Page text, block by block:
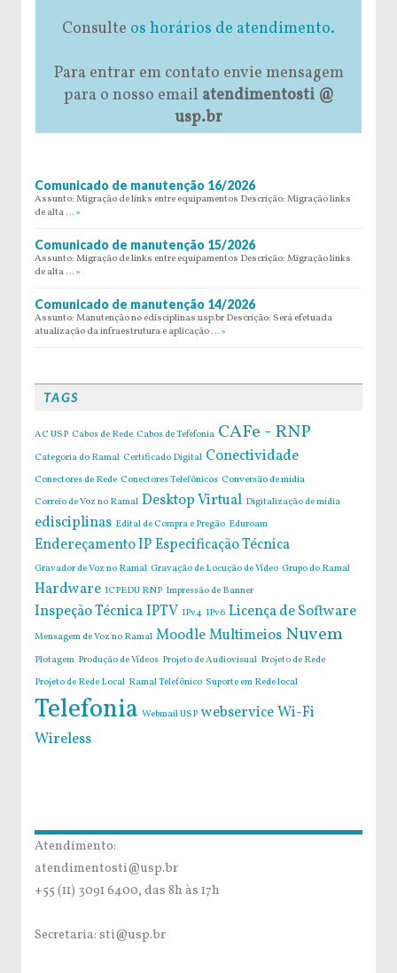
Consulte os horários de atendimento.
Para entrar em contato envie mensagem
para o nosso email atendimentosti @
usp.br
Comunicado de manutenção 16/2026
Assunto: Migração de links entre equipamentos Descrição: Migração links
de alta … »
Comunicado de manutenção 15/2026
Assunto: Migração de links entre equipamentos Descrição: Migração links
de alta … »
Comunicado de manutenção 14/2026
Assunto: Manutenção no edisciplinas.usp.br Descrição: Será efetuada
atualização da infraestrutura e aplicação … »
TAGS
AC USP Cabos de Rede Cabos de Tefefonia CAFe - RNP
Categoria do Ramal Certificado Digital Conectividade
Conectores de Rede Conectores Telefônicos Conversão de mídia
Correio de Voz no Ramal Desktop Virtual Digitalização de mídia
edisciplinas Edital de Compra e Pregão Eduroam
Endereçamento IPEspecificação Técnica
Gravador de Voz no Ramal Gravação de Locução de Vídeo Grupo do Ramal
Hardware ICPEDU RNP Impressão de Banner
Inspeção TécnicaIPTV IPv4 IPv6 Licença de Software
Mensagem de Voz no Ramal MoodleMultimeios Nuvem
Plotagem Produção de Vídeos Projeto de Audiovisual Projeto de Rede
Projeto de Rede Local Ramal Telefônico Suporte em Rede local
Telefonia Webmail USP webserviceWi-Fi
Wireless
Atendimento:
atendimentosti@usp.br
+55 (11) 3091 6400, das 8h às 17h
Secretaria: sti@usp.br